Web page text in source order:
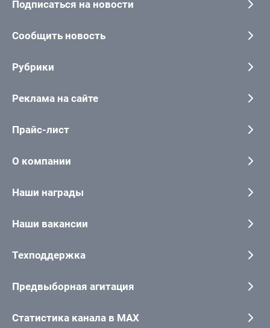
Подписаться на новости
Сообщить новость
Рубрики
Реклама на сайте
Прайс-лист
О компании
Наши награды
Наши вакансии
Техподдержка
Предвыборная агитация
Статистика канала в MAX